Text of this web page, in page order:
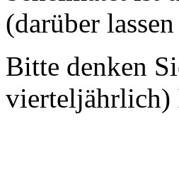
(darüber
Bitte denken
vierteljährlich)